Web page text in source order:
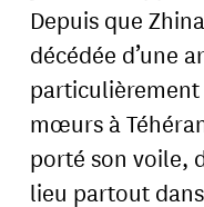
Depuis que
décédée d’une
mœurs à
porté son voile,
lieu partout